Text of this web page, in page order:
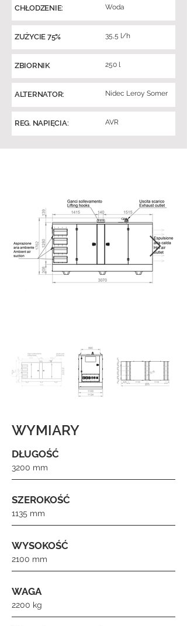
CHŁODZENIE: Woda
ZUŻYCIE 75% 35,5 l/h
ZBIORNIK 250 l
ALTERNATOR: Nidec Leroy Somer
REG. NAPIĘCIA: AVR
WYMIARY
DŁUGOŚĆ
3200 mm
SZEROKOŚĆ
1135 mm
WYSOKOŚĆ
2100 mm
WAGA
2200 kg